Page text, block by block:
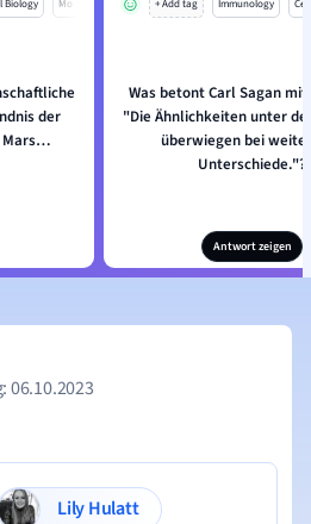
Biology Mo
der
+ Add tag Immunology
Was betont Carl Sagan
"Die Ähnlichkeiten unter
überwiegen bei
Unterschiede."?
Antwort zeigen
06.10.2023
Lily Hulatt